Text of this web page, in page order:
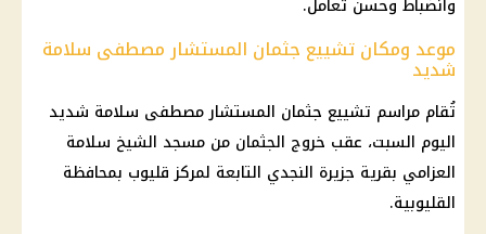
موعد ومكان تشييع جثمان المستشار مصطفى سلامة
شديد
تُقام مراسم تشييع جثمان المستشار مصطفى سلامة شديد
اليوم السبت، عقب خروج الجثمان من مسجد الشيخ سلامة
العزامي بقرية جزيرة النجدي التابعة لمركز قليوب بمحافظة
القليوبية.